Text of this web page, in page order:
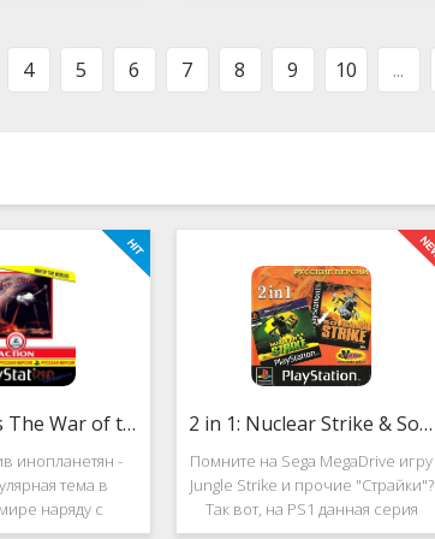
музыка,
персонажами в
4 5 6 7 8 9 10 ...
Jeff Wayne's The War of the Worlds
инопланетян -
тема в
наряду с
террористов и
2 in 1: Nuclear Strike & Soviet Strike
Помните на Sega MegaDrive игру
Jungle Strike и прочие "Страйки"?
Так вот, на PS1 данная серия
продолжила своё